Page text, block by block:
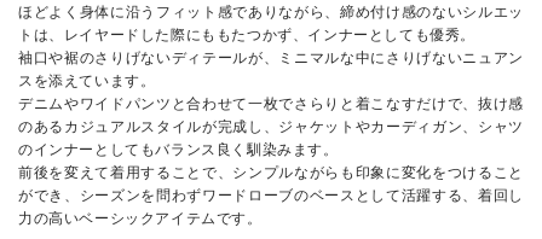
ほどよく身体に沿うフィット感でありながら、締め付け感のないシルエッ
トは、レイヤードした際にももたつかず、インナーとしても優秀。
袖口や裾のさりげないディテールが、ミニマルな中にさりげないニュアン
スを添えています。
デニムやワイドパンツと合わせて一枚でさらりと着こなすだけで、抜け感
のあるカジュアルスタイルが完成し、ジャケットやカーディガン、シャツ
のインナーとしてもバランス良く馴染みます。
前後を変えて着用することで、シンプルながらも印象に変化をつけること
ができ、シーズンを問わずワードローブのベースとして活躍する、着回し
力の高いベーシックアイテムです。